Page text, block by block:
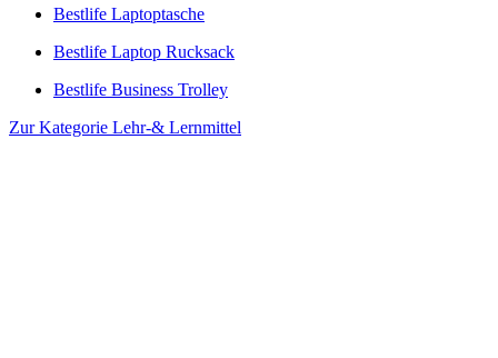
Bestlife Laptoptasche
Bestlife Laptop Rucksack
Bestlife Business Trolley
Zur Kategorie Lehr-& Lernmittel